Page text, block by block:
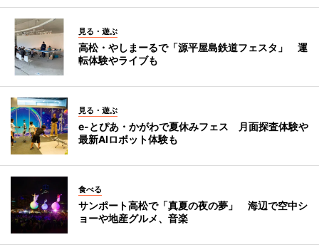
見る・遊ぶ
高松・やしまーるで「源平屋島鉄道フェスタ」 運
転体験やライブも
見る・遊ぶ
e-とぴあ・かがわで夏休みフェス 月面探査体験や
最新AIロボット体験も
食べる
サンポート高松で「真夏の夜の夢」 海辺で空中シ
ョーや地産グルメ、音楽